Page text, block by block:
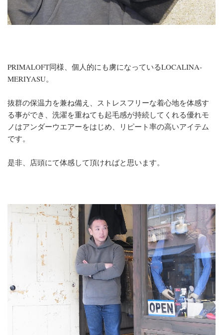
PRIMALOFT同様、個人的にも虜になっているLOCALINA-
MERIYASU。
抜群の保温力を兼ね備え、ストレスフリーな着心地を体感す
る事ができ、洗濯を重ねても起毛感が持続してくれる優れモ
ノはアンダーウエアーをはじめ、リピート率の高いアイテム
です。
是非、店頭にて体感して頂ければと思います。